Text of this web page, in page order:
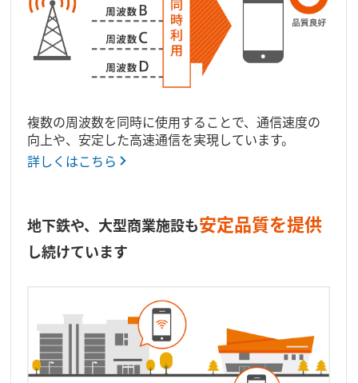
複数の周波数を同時に使用することで、通信速度の
向上や、安定した高速通信を実現しています。
詳しくはこちら
地下鉄や、大型商業施設も安定品質を提供
し続けています